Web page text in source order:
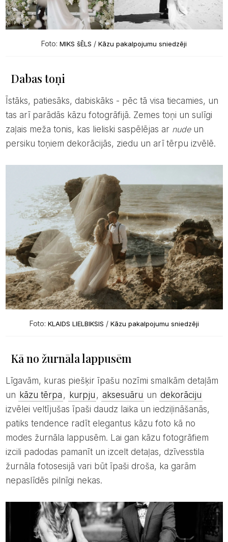
Foto: MIKS šĒLS / Kāzu pakalpojumu sniedzēji
Dabas toņi
Īstāks, patiesāks, dabiskāks - pēc tā visa tiecamies, un
tas arī parādās kāzu fotogrāfijā. Zemes toņi un sulīgi
zaļais meža tonis, kas lieliski saspēlējas ar nudeun
persiku toņiem dekorācijās, ziedu un arī tērpu izvēlē.
Foto: KLAIDS LIELBIKSIS / Kāzu pakalpojumu sniedzēji
Kā no žurnāla lappusēm
Līgavām, kuras piešķir īpašu nozīmi smalkām detaļām
un kāzu tērpa , kurpju , aksesuāru un dekorāciju
izvēlei veltījušas īpaši daudz laika un iedziļināšanās,
patiks tendence radīt elegantus kāzu foto kā no
modes žurnāla lappusēm. Lai gan kāzu fotogrāfiem
izcili padodas pamanīt un izcelt detaļas, dzīvesstila
žurnāla fotosesijā vari būt īpaši droša, ka garām
nepaslīdēs pilnīgi nekas.